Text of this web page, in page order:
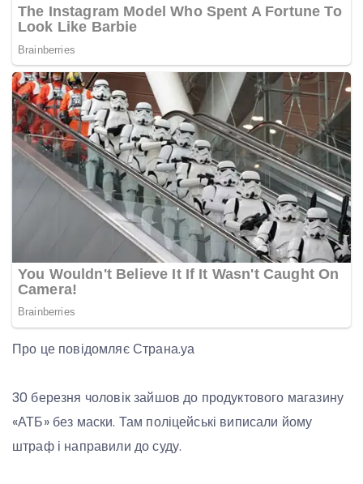
Про це повідомляє Страна.уа
30 березня чоловік зайшов до продуктового магазину
«АТБ» без маски. Там поліцейські виписали йому
штраф і направили до суду.